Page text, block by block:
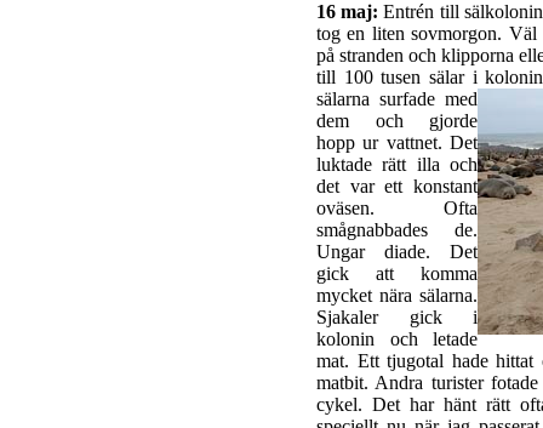
16 maj: Entrén till
tog en liten sovmorgon. Väl
på stranden och klipporna
till 100 tusen sälar i
sälarna surfade med
dem och gjorde
hopp ur vattnet. Det
luktade rätt illa och
det var ett konstant
oväsen. Ofta
smågnabbades de.
Ungar diade. Det
gick att komma
mycket nära sälarna.
Sjakaler gick i
kolonin och letade
mat. Ett tjugotal hade
matbit. Andra turister
cykel. Det har hänt rätt